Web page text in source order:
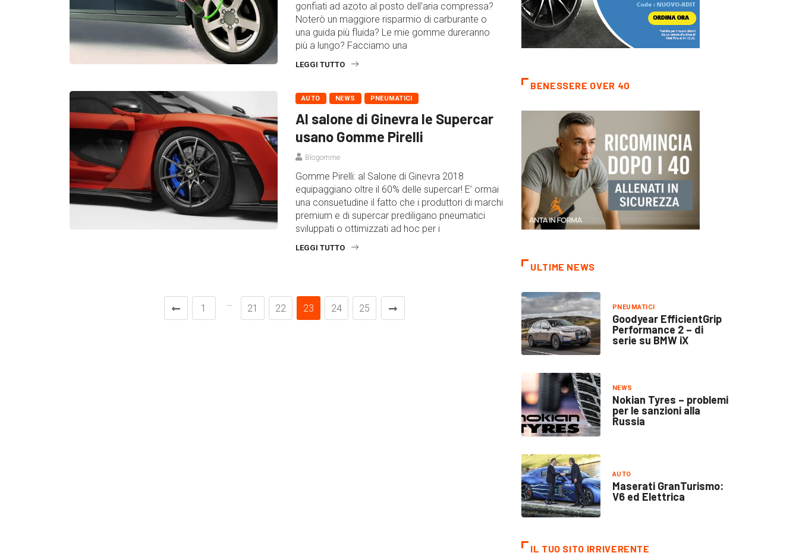
gonfiati ad azoto al posto dell’aria compressa?
Noterò un maggiore risparmio di carburante o
una guida più fluida? Le mie gomme dureranno
più a lungo? Facciamo una
LEGGI TUTTO
AUTO NEWS PNEUMATICI
Al salone di Ginevra le Supercar
usano Gomme Pirelli
Blogomme
Gomme Pirelli: al Salone di Ginevra 2018
equipaggiano oltre il 60% delle supercar! E’ ormai
una consuetudine il fatto che i produttori di marchi
premium e di supercar prediligano pneumatici
sviluppati o ottimizzati ad hoc per i
LEGGI TUTTO
1
…
21 22 23 24 25
BENESSERE OVER 40
ULTIME NEWS
PNEUMATICI
Goodyear EfficientGrip
Performance 2 – di
serie su BMW iX
NEWS
Nokian Tyres – problemi
per le sanzioni alla
Russia
AUTO
Maserati GranTurismo:
V6 ed Elettrica
IL TUO SITO IRRIVERENTE